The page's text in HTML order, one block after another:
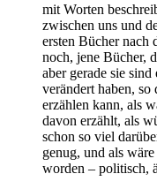
mit Worten
zwischen uns und
ersten Bücher nach
noch, jene Bücher,
aber gerade sie
verändert haben,
erzählen kann, als
davon erzählt, als
schon so viel
genug, und als
worden – politisch,